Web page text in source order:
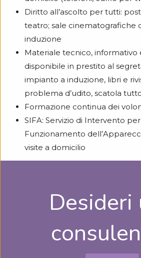
Diritto all’ascolto per tutti:
teatro; sale cinematografiche
induzione
Materiale tecnico, informativo
disponibile in prestito al
impianto a induzione, libri e
problema d’udito, scatola
Formazione continua dei
SIFA: Servizio di Intervento
Funzionamento
visite a domicilio
Desideri